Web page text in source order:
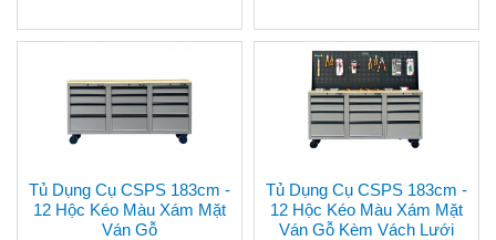
Tủ Dụng Cụ CSPS 183cm -
12 Hộc Kéo Màu Xám Mặt
Ván Gỗ
Tủ Dụng Cụ CSPS 183cm -
12 Hộc Kéo Màu Xám Mặt
Ván Gỗ Kèm Vách Lưới